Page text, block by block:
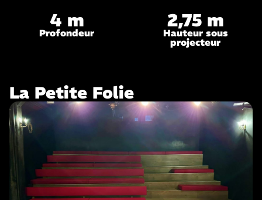
4 m
Profondeur
2,75 m
Hauteur sous
projecteur
La Petite Folie